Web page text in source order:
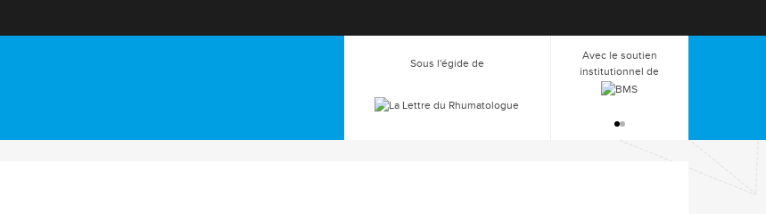
Sous l'égide de
Avec le soutien
institutionnel de
Avec le soutien
institutionnel de